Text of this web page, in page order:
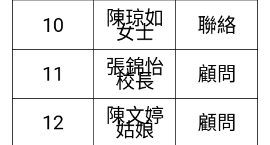
10 陳琼如
女士 聯絡
11 張錦怡
校長 顧問
12 陳文婷
姑娘 顧問